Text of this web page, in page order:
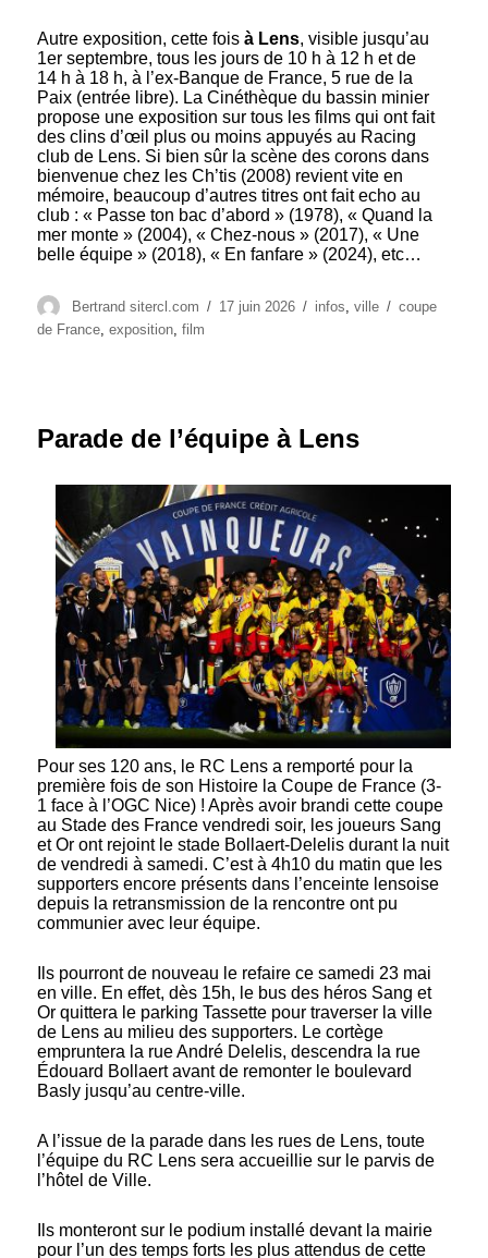
Autre exposition, cette foisà Lens, visible jusqu’au
1er septembre, tous les jours de 10 h à 12 h et de
14 h à 18 h, à l’ex-Banque de France, 5 rue de la
Paix (entrée libre). La Cinéthèque du bassin minier
propose une exposition sur tous les films qui ont fait
des clins d’œil plus ou moins appuyés au Racing
club de Lens. Si bien sûr la scène des corons dans
bienvenue chez les Ch’tis (2008) revient vite en
mémoire, beaucoup d’autres titres ont fait echo au
club : « Passe ton bac d’abord » (1978), « Quand la
mer monte » (2004), « Chez-nous » (2017), « Une
belle équipe » (2018), « En fanfare » (2024), etc…
Auteur
Bertrand sitercl.com
Publié
17 juin 2026 Catégories
infos,ville Étiquettes
coupe
de France,exposition,film
Parade de l’équipe à Lens
Pour ses 120 ans, le RC Lens a remporté pour la
première fois de son Histoire la Coupe de France (3-
1 face à l’OGC Nice) ! Après avoir brandi cette coupe
au Stade des France vendredi soir, les joueurs Sang
et Or ont rejoint le stade Bollaert-Delelis durant la nuit
de vendredi à samedi. C’est à 4h10 du matin que les
supporters encore présents dans l’enceinte lensoise
depuis la retransmission de la rencontre ont pu
communier avec leur équipe.
Ils pourront de nouveau le refaire ce samedi 23 mai
en ville. En effet, dès 15h, le bus des héros Sang et
Or quittera le parking Tassette pour traverser la ville
de Lens au milieu des supporters. Le cortège
empruntera la rue André Delelis, descendra la rue
Édouard Bollaert avant de remonter le boulevard
Basly jusqu’au centre-ville.
A l’issue de la parade dans les rues de Lens, toute
l’équipe du RC Lens sera accueillie sur le parvis de
l’hôtel de Ville.
Ils monteront sur le podium installé devant la mairie
pour l’un des temps forts les plus attendus de cette